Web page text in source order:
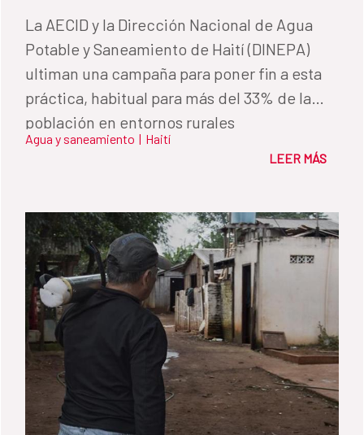
La AECID y la Dirección Nacional de Agua
Potable y Saneamiento de Haití (DINEPA)
ultiman una campaña para poner fin a esta
práctica, habitual para más del 33% de la
población en entornos rurales
Agua y saneamiento | Haití
LEER MÁS